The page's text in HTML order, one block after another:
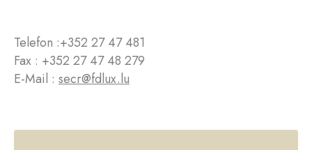
Telefon :+352 27 47 481
Fax : +352 27 47 48 279
E-Mail : secr@fdlux.lu